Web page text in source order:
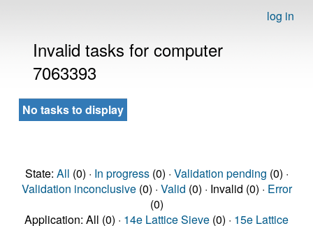
log in
Invalid tasks for computer
7063393
No tasks to display
State: All (0) · In progress(0) · Validation pending (0) ·
Validation inconclusive(0) · Valid (0) · Invalid (0) · Error
(0)
Application: All (0) · 14e Lattice Sieve (0) · 15e Lattice